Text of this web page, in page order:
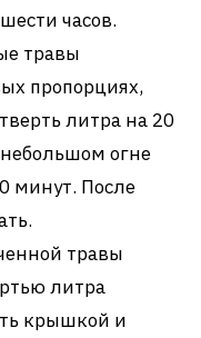
часов.
травы
пропорциях,
литра на 20
огне
минут. После
травы
литра
крышкой и